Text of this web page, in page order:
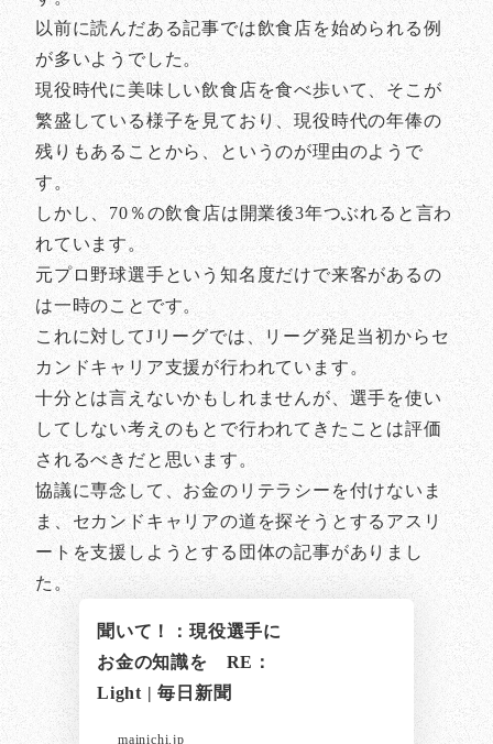
以前に読んだある記事では飲食店を始められる例
が多いようでした。
現役時代に美味しい飲食店を食べ歩いて、そこが
繁盛している様子を見ており、現役時代の年俸の
残りもあることから、というのが理由のようで
す。
しかし、70％の飲食店は開業後3年つぶれると言わ
れています。
元プロ野球選手という知名度だけで来客があるの
は一時のことです。
これに対してJリーグでは、リーグ発足当初からセ
カンドキャリア支援が行われています。
十分とは言えないかもしれませんが、選手を使い
してしない考えのもとで行われてきたことは評価
されるべきだと思います。
協議に専念して、お金のリテラシーを付けないま
ま、セカンドキャリアの道を探そうとするアスリ
ートを支援しようとする団体の記事がありまし
た。
聞いて！：現役選手に
お金の知識を RE：
Light | 毎日新聞
mainichi.jp